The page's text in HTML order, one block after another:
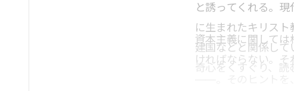
と誘ってくれる。
に生まれたキリス
建国などと関係し
奇心をくすぐり、
資本主義に関して
ければならない。